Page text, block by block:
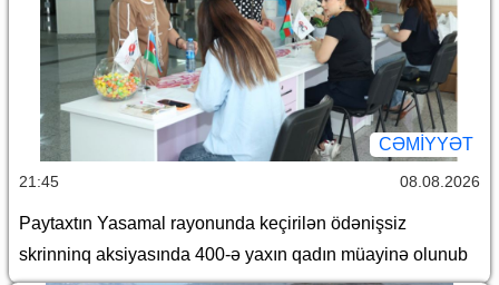
CƏMİYYƏT
21:45 08.08.2026
Paytaxtın Yasamal rayonunda keçirilən ödənişsiz
skrinninq aksiyasında 400-ə yaxın qadın müayinə olunub